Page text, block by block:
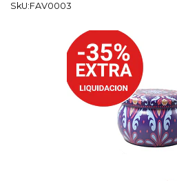
SkU:FAV0003